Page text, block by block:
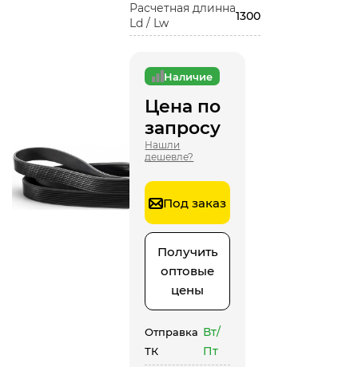
Расчетная длинна
Ld / Lw
1300
Наличие
Цена по
запросу
Нашли
дешевле?
Под заказ
Получить
оптовые
цены
Отправка
ТК
Вт/
Пт